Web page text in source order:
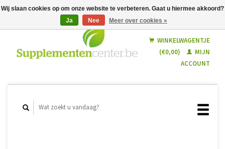
Nederlands
WINKELWAGENTJE
(€0,00)
MIJN
ACCOUNT
Wij slaan cookies op om onze website te verbeteren. Gaat u hiermee akkoord?
Ja
Nee Meer over cookies »